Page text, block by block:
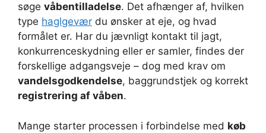
søge våbentilladelse. Det afhænger af, hvilken
type haglgevær du ønsker at eje, og hvad
formålet er. Har du jævnligt kontakt til jagt,
konkurrenceskydning eller er samler, findes der
forskellige adgangsveje – dog med krav om
vandelsgodkendelse, baggrundstjek og korrekt
registrering af våben.
Mange starter processen i forbindelse med køb